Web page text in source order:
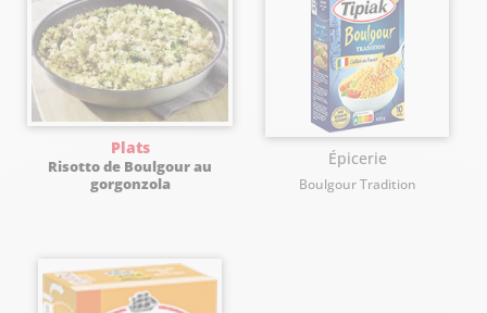
Plats
Risotto de Boulgour au
gorgonzola
Épicerie
Boulgour Tradition